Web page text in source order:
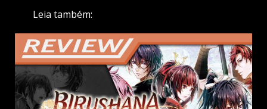
Leia também: